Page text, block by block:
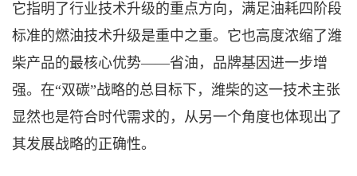
它指明了行业技术升级的重点方向，满足油耗四阶段
标准的燃油技术升级是重中之重。它也高度浓缩了潍
柴产品的最核心优势——省油，品牌基因进一步增
强。在“双碳”战略的总目标下，潍柴的这一技术主张
显然也是符合时代需求的，从另一个角度也体现出了
其发展战略的正确性。